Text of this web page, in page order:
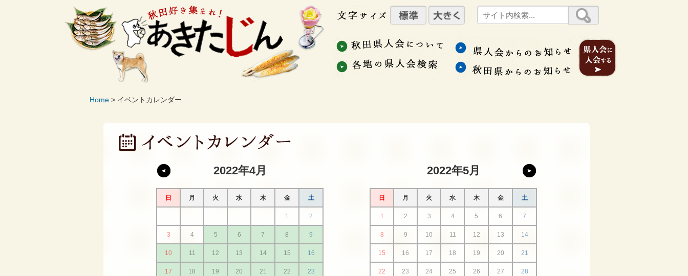
Home イベントカレンダー
2022年4月
日 月 火 水 木 金 土
1 2
3 4 5 6 7 8 9
10 11 12 13 14 15 16
17 18 19 20 21 22 23
2022年5月
日 月 火 水 木 金 土
1 2 3 4 5 6 7
8 9 10 11 12 13 14
15 16 17 18 19 20 21
22 23 24 25 26 27 28